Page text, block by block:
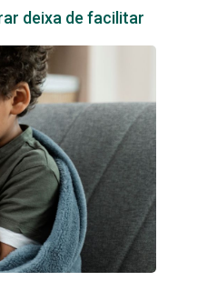
deixa de facilitar